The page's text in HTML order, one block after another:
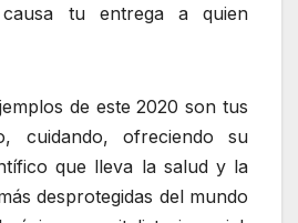
causa tu entrega a quien
de este 2020 son tus
cuidando, ofreciendo su
que lleva la salud y la
desprotegidas del mundo